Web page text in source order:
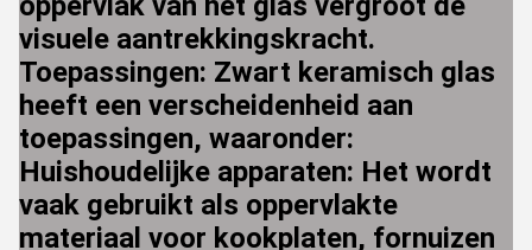
visuele aantrekkingskracht.
Toepassingen: Zwart keramisch glas
heeft een verscheidenheid aan
toepassingen, waaronder:
Huishoudelijke apparaten: Het wordt
vaak gebruikt als oppervlakte
materiaal voor kookplaten, fornuizen